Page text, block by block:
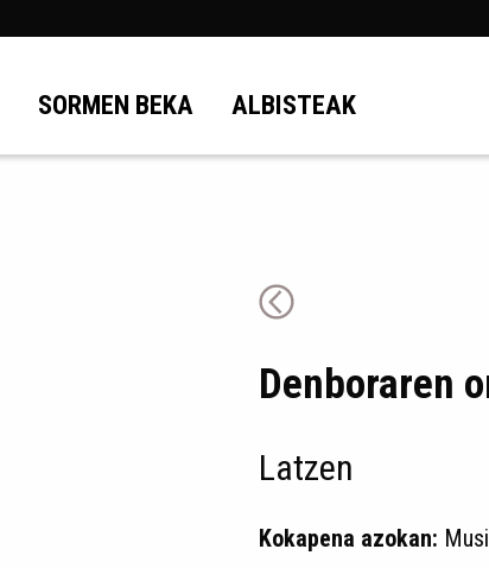
SORMEN BEKA ALBISTEAK
Denboraren
Latzen
Kokapena azokan: